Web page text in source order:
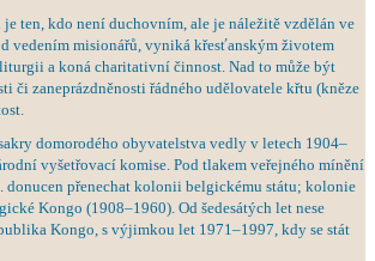
ten, kdo není duchovním, ale je náležitě vzdělán ve
vedením misionářů, vyniká křesťanským životem
a koná charitativní činnost. Nad to může být
či zaneprázdněnosti řádného udělovatele křtu (kněze
domorodého obyvatelstva vedly v letech 1904–
vyšetřovací komise. Pod tlakem veřejného mínění
donucen přenechat kolonii belgickému státu; kolonie
Kongo (1908–1960). Od šedesátých let nese
Kongo, s výjimkou let 1971–1997, kdy se stát